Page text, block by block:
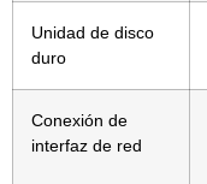
Unidad de disco
duro
Conexión de
interfaz de red